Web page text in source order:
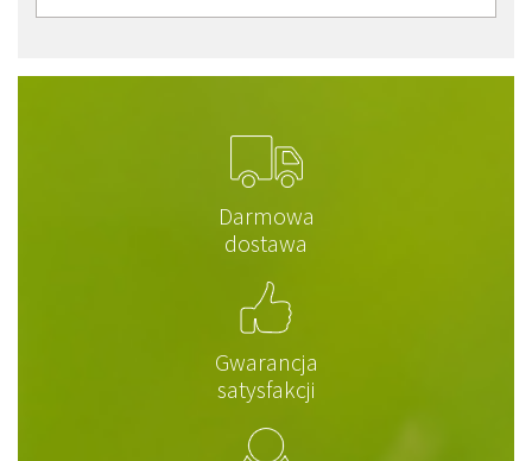
Darmowa
dostawa
Gwarancja
satysfakcji